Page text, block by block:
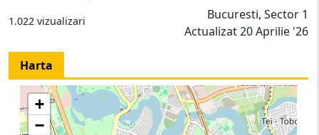
1.022 vizualizari
Bucuresti, Sector 1
Actualizat 20 Aprilie '26
Harta
+
−